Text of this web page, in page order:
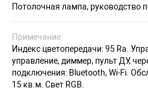
Потолочная лампа, руководство
Примечание
Индекс цветопередачи: 95 Ra.
управление, диммер, пульт ДУ,
подключения: Bluetooth, Wi-Fi.
15 кв.м. Свет RGB.